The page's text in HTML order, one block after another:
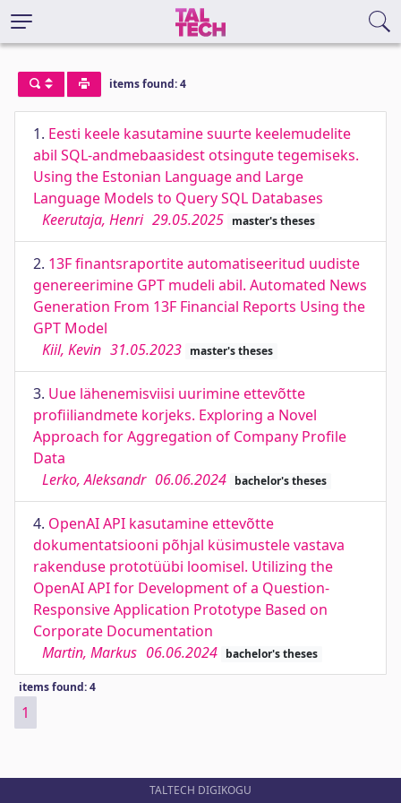
items found: 4
1. Eesti keele kasutamine suurte keelemudelite
abil SQL-andmebaasidest otsingute tegemiseks.
Using the Estonian Language and Large
Language Models to Query SQL Databases
Keerutaja, Henri 29.05.2025 master's theses
2. 13F finantsraportite automatiseeritud uudiste
genereerimine GPT mudeli abil. Automated News
Generation From 13F Financial Reports Using the
GPT Model
Kiil, Kevin 31.05.2023 master's theses
3. Uue lähenemisviisi uurimine ettevõtte
profiiliandmete korjeks. Exploring a Novel
Approach for Aggregation of Company Profile
Data
Lerko, Aleksandr 06.06.2024 bachelor's theses
4. OpenAI API kasutamine ettevõtte
dokumentatsiooni põhjal küsimustele vastava
rakenduse prototüübi loomisel. Utilizing the
OpenAI API for Development of a Question-
Responsive Application Prototype Based on
Corporate Documentation
Martin, Markus 06.06.2024 bachelor's theses
items found: 4
1
TALTECH DIGIKOGU